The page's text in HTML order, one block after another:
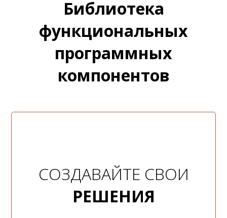
Библиотека
функциональных
программных
компонентов
СОЗДАВАЙТЕ СВОИ
РЕШЕНИЯ